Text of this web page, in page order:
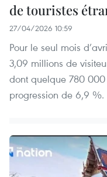
de touristes
27/04/2026 10:59
Pour le seul mois
3,09 millions de
dont quelque 780 000
progression de 6,9 %.